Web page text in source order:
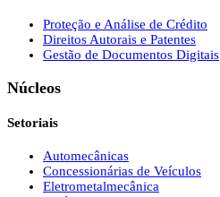
Proteção e Análise de Crédito
Direitos Autorais e Patentes
Gestão de Documentos Digitais
Núcleos
Setoriais
Automecânicas
Concessionárias de Veículos
Eletrometalmecânica